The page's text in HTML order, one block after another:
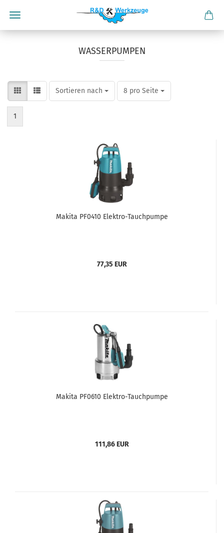
WASSERPUMPEN
Sortieren nach
Sortieren nach 8 pro Seite
pro Seite
1
Makita PF0410 Elektro-Tauchpumpe
77,35 EUR
Makita PF0610 Elektro-Tauchpumpe
111,86 EUR